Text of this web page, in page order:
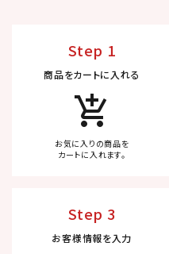
Step 1
商品をカートに入れる
add_shopping_cart
お気に入りの商品を
カートに入れます。
Step 3
お客様情報を入力